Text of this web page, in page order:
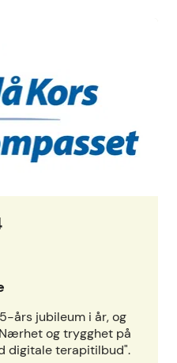
års jubileum i år, og
og trygghet på
digitale terapitilbud".